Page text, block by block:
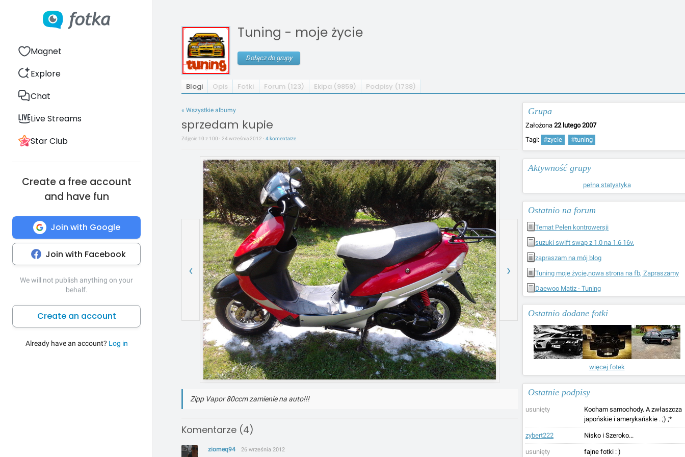
Magnet
Explore
Chat
Live Streams
Star Club
Create a free account
and have fun
Join with Google
Join with Facebook
We will not publish anything on your
behalf.
Create an account
Already have an account? Log in
Tuning - moje życie
Dołącz do grupy
Blogi Opis Fotki Forum (123) Ekipa (9859) Podpisy (1738)
Grupa
Założona 22 lutego 2007
Tagi: #zycie #tuning
Aktywność grupy
pełna statystyka
Ostatnio na forum
Temat Pelen kontrowersji
suzuki swift swap z 1.0 na 1.6 16v.
zapraszam na mój blog
Tuning moje życie,nowa strona na fb, Zapraszamy
Daewoo Matiz - Tuning
Ostatnio dodane fotki
więcej fotek
Ostatnie podpisy
usunięty
Kocham samochody. A zwłaszcza
japońskie i amerykańskie . ;) ;*
zybert222 Nisko i Szeroko...
usunięty fajne fotki : )
« Wszystkie albumy
sprzedam kupie
Zdjęcie 10 z 100 · 24 września 2012 · 4 komentarze
‹ ›
Zipp Vapor 80ccm zamienie na auto!!!
Komentarze (4)
ziomeq94 26 września 2012